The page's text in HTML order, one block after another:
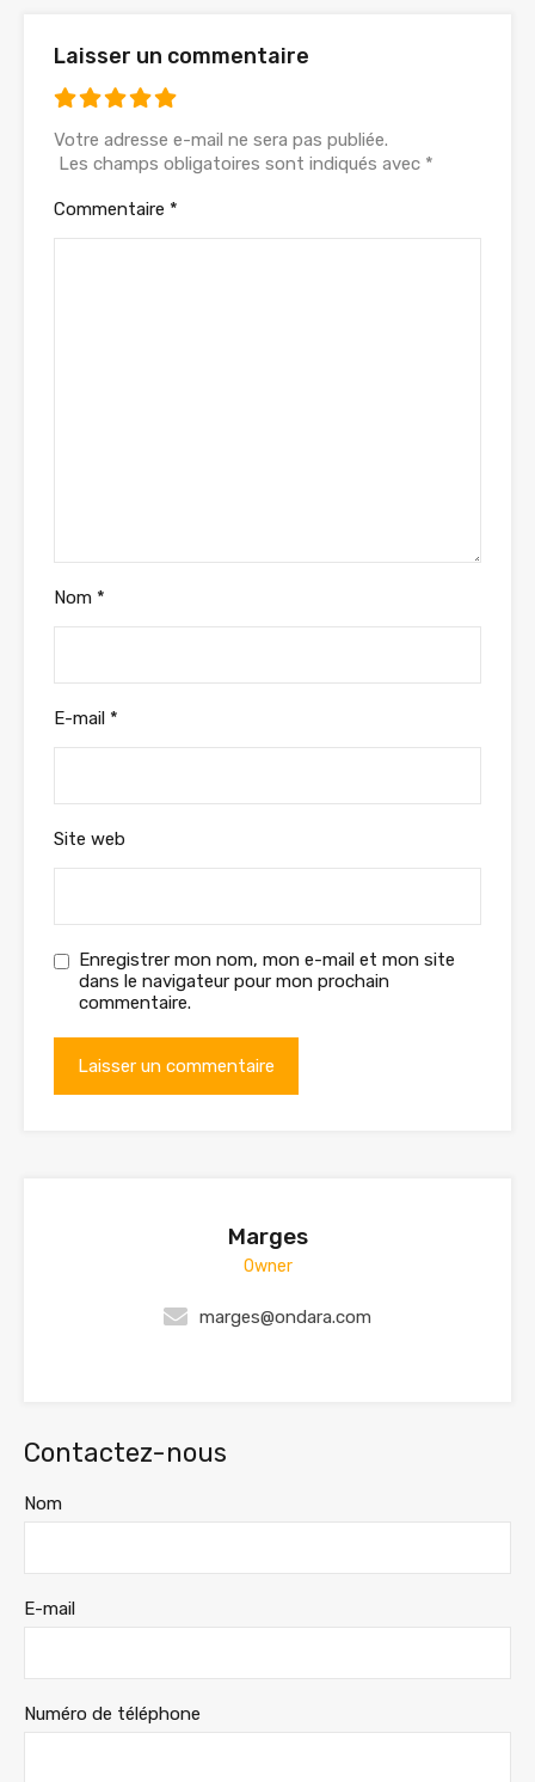
Laisser un commentaire
Votre adresse e-mail ne sera pas publiée.
Les champs obligatoires sont indiqués avec *
Commentaire *
Nom *
E-mail *
Site web
Enregistrer mon nom, mon e-mail et mon site
dans le navigateur pour mon prochain
commentaire.
Marges
Owner
marges@ondara.com
Contactez-nous
Nom
E-mail
Numéro de téléphone